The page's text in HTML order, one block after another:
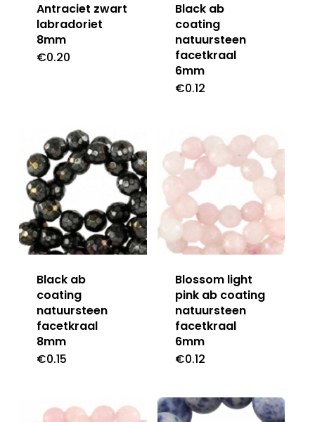
Antraciet zwart
labradoriet
8mm
€0.20
Black ab
coating
natuursteen
facetkraal
6mm
€0.12
Black ab
coating
natuursteen
facetkraal
8mm
€0.15
Blossom light
pink ab coating
natuursteen
facetkraal
6mm
€0.12